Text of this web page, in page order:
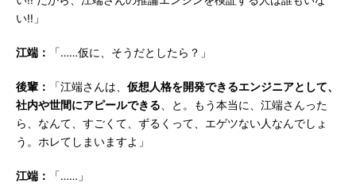
い!!」
江端： 「……仮に、そうだとしたら？」
後輩： 「江端さんは、 仮想人格を開発できるエンジニアとして、
社内や世間にアピールできる 、と。もう本当に、江端さんった
ら、なんて、すごくて、ずるくって、エゲツない人なんでしょ
う。ホレてしまいますよ」
江端： 「……」